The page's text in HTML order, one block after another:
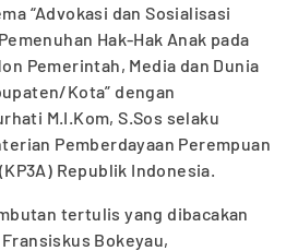
“Advokasi dan Sosialisasi
Hak-Hak Anak pada
Pemerintah, Media dan Dunia
Kota” dengan
M.I.Kom, S.Sos selaku
Pemberdayaan Perempuan
Republik Indonesia.
tertulis yang dibacakan
Bokeyau,